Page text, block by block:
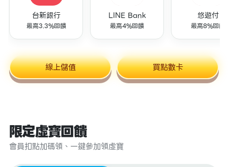
台新銀行
最高3.3%回饋
LINE Bank
最高4%回饋
悠遊付
最高8%回饋
線上儲值 買點數卡
限定虛寶回饋
會員扣點加碼領、一鍵參加領虛寶